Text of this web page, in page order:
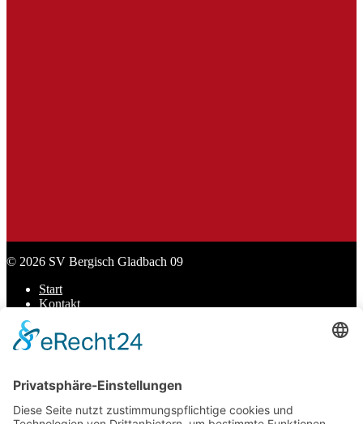
© 2026 SV Bergisch Gladbach 09
Start
Kontakt
Impressum
Cookie-Einstellungen
Scroll
top